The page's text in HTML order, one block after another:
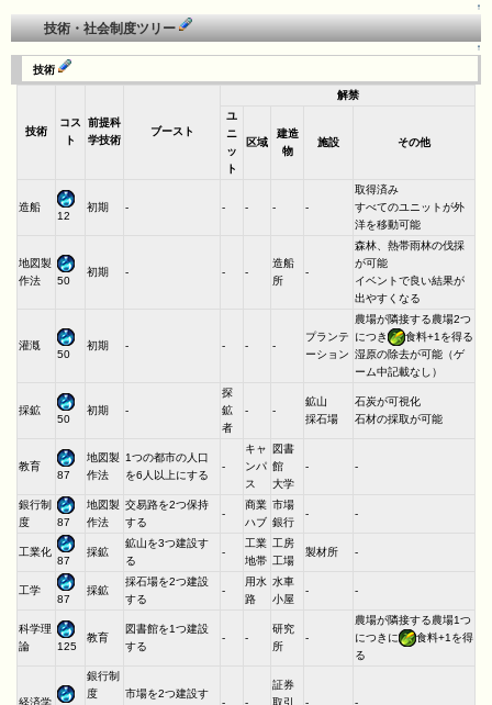
↑
技術・社会制度ツリー
↑
技術
技術
コス
ト
前提科
学技術
ブースト
解禁
ユ
ニ
ッ
ト
区域
建造
物
施設 その他
造船
12
初期 - - - - -
取得済み
すべてのユニットが外
洋を移動可能
地図製
作法
50
初期 - - -
造船
所
-
森林、熱帯雨林の伐採
が可能
イベントで良い結果が
出やすくなる
灌漑
50
初期 - - - -
プランテ
ーション
農場が隣接する農場2つ
につき
食料+1を得る
湿原の除去が可能（ゲ
ーム中記載なし）
採鉱
50
初期 -
探
鉱
者
- -
鉱山
採石場
石炭が可視化
石材の採取が可能
教育
87
地図製
作法
1つの都市の人口
を6人以上にする
-
キャ
ンパ
ス
図書
館
大学
- -
銀行制
度
87
地図製
作法
交易路を2つ保持
する
-
商業
ハブ
市場
銀行
- -
工業化
87
採鉱
鉱山を3つ建設す
る
-
工業
地帯
工房
工場
製材所 -
工学
87
採鉱
採石場を2つ建設
する
-
用水
路
水車
小屋
- -
科学理
論
125
教育
図書館を1つ建設
する
- -
研究
所
-
農場が隣接する農場1つ
につきに
食料+1を得
る
経済学
銀行制
度
市場を2つ建設す
- -
証券
取引
- -